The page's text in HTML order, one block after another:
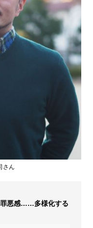
さん
罪悪感……多様化する